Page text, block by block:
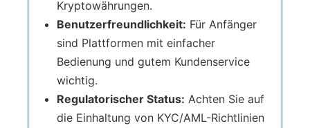
Kryptowährungen.
Benutzerfreundlichkeit: Für Anfänger
sind Plattformen mit einfacher
Bedienung und gutem Kundenservice
wichtig.
Regulatorischer Status: Achten Sie auf
die Einhaltung von KYC/AML-Richtlinien